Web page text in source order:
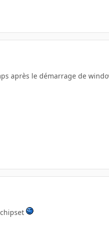
après le démarrage de